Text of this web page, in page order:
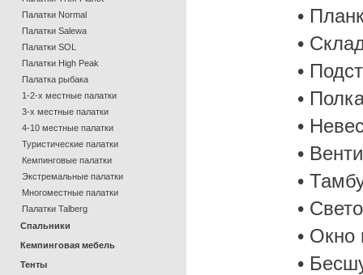
•
•
•
•
•
•
•
•
• Окно
•
Палатки Normal
Палатки Salewa
Палатки SOL
Палатки High Peak
Палатка рыбака
1-2-х местные палатки
3-х местные палатки
4-10 местные палатки
Туристические палатки
Кемпинговые палатки
Экстремальные палатки
Многоместные палатки
Палатки Talberg
Спальники
Кемпинговая мебель
Тенты